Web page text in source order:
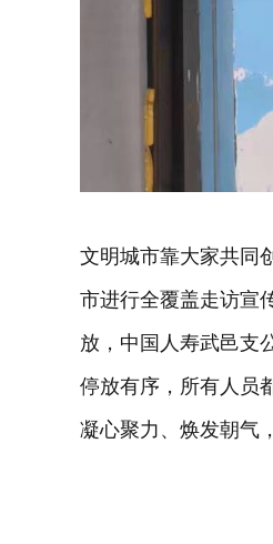
文明城市靠大家共同
市进行全覆盖走访宣
放，中国人寿武邑支
停放有序，所有人员
凝心聚力、焕发朝气